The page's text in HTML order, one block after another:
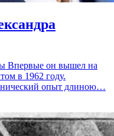
Впервые он вышел на
в 1962 году.
опыт длиною…